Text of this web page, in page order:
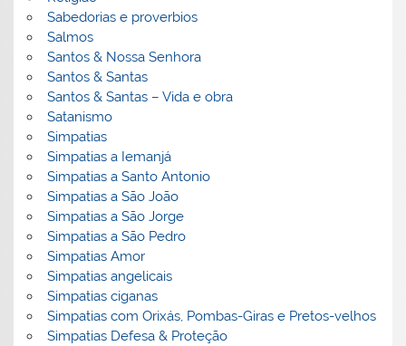
Sabedorias e proverbios
Salmos
Santos & Nossa Senhora
Santos & Santas
Santos & Santas – Vida e obra
Satanismo
Simpatias
Simpatias a Iemanjá
Simpatias a Santo Antonio
Simpatias a São João
Simpatias a São Jorge
Simpatias a São Pedro
Simpatias Amor
Simpatias angelicais
Simpatias ciganas
Simpatias com Orixás, Pombas-Giras e Pretos-velhos
Simpatias Defesa & Proteção